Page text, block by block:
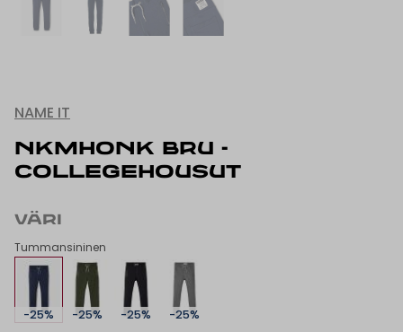
NAME IT
NKMHONK BRU -
COLLEGEHOUSUT
VÄRI
Tummansininen
-25% -25% -25% -25%